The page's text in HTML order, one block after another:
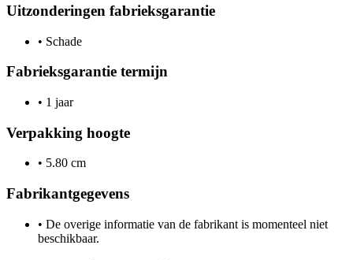
Uitzonderingen fabrieksgarantie
• Schade
Fabrieksgarantie termijn
• 1 jaar
Verpakking hoogte
• 5.80 cm
Fabrikantgegevens
• De overige informatie van de fabrikant is momenteel niet
beschikbaar.